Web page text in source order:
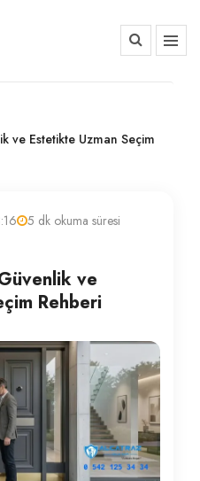
ve Estetikte Uzman Seçim
5 dk okuma süresi
ve
Rehberi